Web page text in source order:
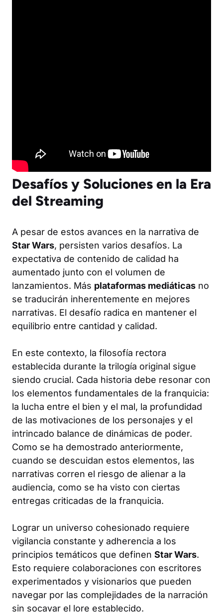
Desafíos y Soluciones en la Era
del Streaming
A pesar de estos avances en la narrativa de
Star Wars, persisten varios desafíos. La
expectativa de contenido de calidad ha
aumentado junto con el volumen de
lanzamientos. Más plataformas mediáticas no
se traducirán inherentemente en mejores
narrativas. El desafío radica en mantener el
equilibrio entre cantidad y calidad.
En este contexto, la filosofía rectora
establecida durante la trilogía original sigue
siendo crucial. Cada historia debe resonar con
los elementos fundamentales de la franquicia:
la lucha entre el bien y el mal, la profundidad
de las motivaciones de los personajes y el
intrincado balance de dinámicas de poder.
Como se ha demostrado anteriormente,
cuando se descuidan estos elementos, las
narrativas corren el riesgo de alienar a la
audiencia, como se ha visto con ciertas
entregas criticadas de la franquicia.
Lograr un universo cohesionado requiere
vigilancia constante y adherencia a los
principios temáticos que definen Star Wars.
Esto requiere colaboraciones con escritores
experimentados y visionarios que pueden
navegar por las complejidades de la narración
sin socavar el lore establecido.